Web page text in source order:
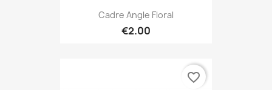
Cadre Angle Floral
€2.00
favorite_border